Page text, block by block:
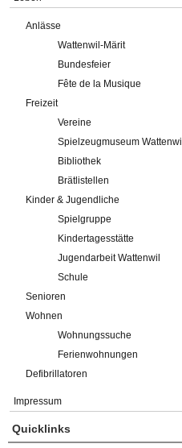
Anlässe
Wattenwil-Märit
Bundesfeier
Fête de la Musique
Freizeit
Vereine
Spielzeugmuseum Wattenwil
Bibliothek
Brätlistellen
Kinder & Jugendliche
Spielgruppe
Kindertagesstätte
Jugendarbeit Wattenwil
Schule
Senioren
Wohnen
Wohnungssuche
Ferienwohnungen
Defibrillatoren
Impressum
Quicklinks